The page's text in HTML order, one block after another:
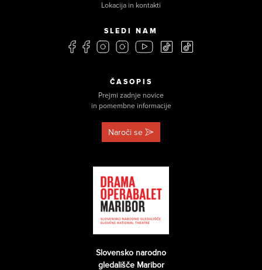
Lokacija in kontakti
SLEDI NAM
ČASOPIS
Prejmi zadnje novice
in pomembne informacije
Naroči se
Slovensko narodno
gledališče Maribor